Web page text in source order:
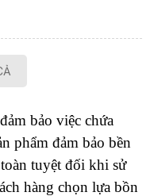
bảo việc chứa
phẩm đảm bảo bền
tuyệt đối khi sử
hàng chọn lựa bồn